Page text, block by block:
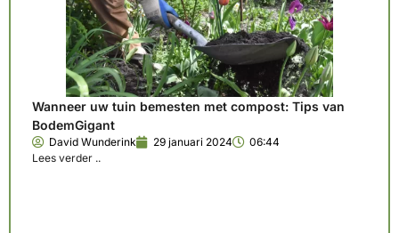
Wanneer uw tuin bemesten met compost: Tips van
BodemGigant
David Wunderink 29 januari 2024
06:44
Lees verder ..